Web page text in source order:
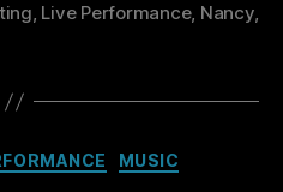
, Live Performance, Nancy,
Catégories MUSIC